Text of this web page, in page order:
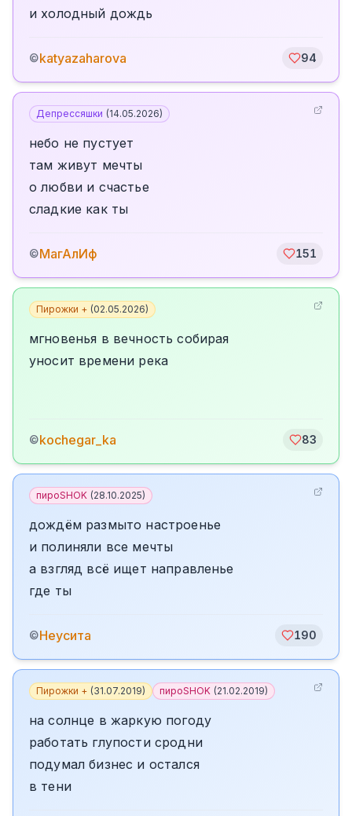
и холодный дождь
©katyazaharova 94
Депрессяшки (14.05.2026)
небо не пустует
там живут мечты
о любви и счастье
сладкие как ты
©МагАлИф 151
Пирожки + (02.05.2026)
мгновенья в вечность собирая
уносит времени река
©kochegar_ka 83
пироSHOK (28.10.2025)
дождём размыто настроенье
и полиняли все мечты
а взгляд всё ищет направленье
где ты
©Неусита 190
Пирожки + (31.07.2019) пироSHOK (21.02.2019)
на солнце в жаркую погоду
работать глупости сродни
подумал бизнес и остался
в тени